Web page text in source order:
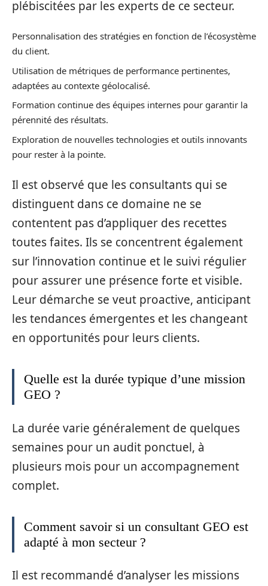
plébiscitées par les experts de ce secteur.
Personnalisation des stratégies en fonction de l’écosystème
du client.
Utilisation de métriques de performance pertinentes,
adaptées au contexte géolocalisé.
Formation continue des équipes internes pour garantir la
pérennité des résultats.
Exploration de nouvelles technologies et outils innovants
pour rester à la pointe.
Il est observé que les consultants qui se
distinguent dans ce domaine ne se
contentent pas d’appliquer des recettes
toutes faites. Ils se concentrent également
sur l’innovation continue et le suivi régulier
pour assurer une présence forte et visible.
Leur démarche se veut proactive, anticipant
les tendances émergentes et les changeant
en opportunités pour leurs clients.
Quelle est la durée typique d’une mission
GEO ?
La durée varie généralement de quelques
semaines pour un audit ponctuel, à
plusieurs mois pour un accompagnement
complet.
Comment savoir si un consultant GEO est
adapté à mon secteur ?
Il est recommandé d’analyser les missions